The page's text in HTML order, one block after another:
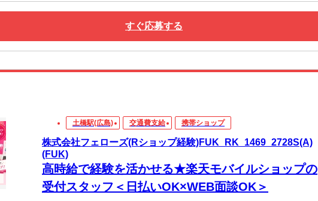
すぐ応募する
土橋駅(広島) 交通費支給 携帯ショップ
株式会社フェローズ(Rショップ経験)FUK_RK_1469_2728S(A)
(FUK)
高時給で経験を活かせる★楽天モバイルショップの
受付スタッフ＜日払いOK×WEB面談OK＞